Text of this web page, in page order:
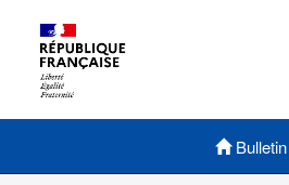
Menu principal